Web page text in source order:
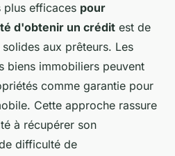
plus efficaces pour
d'obtenir un crédit est de
aux prêteurs. Les
biens immobiliers peuvent
comme garantie pour
Cette approche rassure
à récupérer son
difficulté de